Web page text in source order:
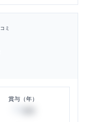
ミ
賞与（年）